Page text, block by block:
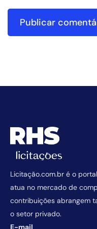
Licitação.com.br é o
atua no mercado de
contribuições abrangem
o setor privado.
E-mail